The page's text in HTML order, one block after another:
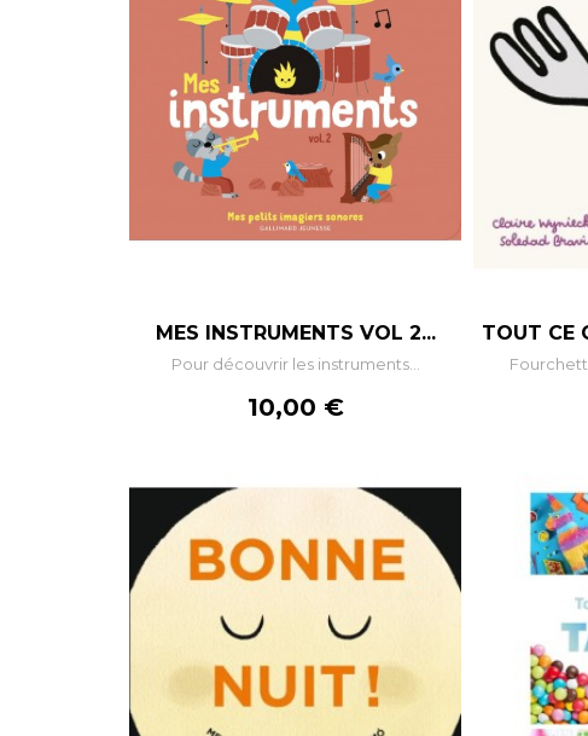
MES INSTRUMENTS VOL 2...
Pour découvrir les instruments...
Prix
10,00 €
TOUT CE